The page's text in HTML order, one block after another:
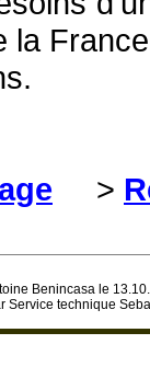
la
>
Benincasa le
Service technique